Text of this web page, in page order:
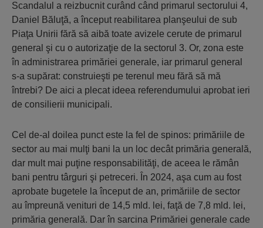
Scandalul a reizbucnit curând când primarul sectorului 4,
Daniel Băluţă, a început reabilitarea planşeului de sub
Piaţa Unirii fără să aibă toate avizele cerute de primarul
general şi cu o autorizaţie de la sectorul 3. Or, zona este
în administrarea primăriei generale, iar primarul general
s-a supărat: construieşti pe terenul meu fără să mă
întrebi? De aici a plecat ideea referendumului aprobat ieri
de consilierii municipali.
Cel de-al doilea punct este la fel de spinos: primăriile de
sector au mai mulţi bani la un loc decât primăria generală,
dar mult mai puţine responsabilităţi, de aceea le rămân
bani pentru târguri şi petreceri. În 2024, aşa cum au fost
aprobate bugetele la început de an, primăriile de sector
au împreună venituri de 14,5 mld. lei, faţă de 7,8 mld. lei,
primăria generală. Dar în sarcina Primăriei generale cade